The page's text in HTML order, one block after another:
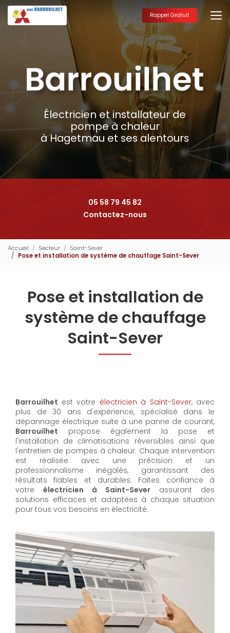
Aller
contenu
Rappel Gratuit
Électricien et installateur de
pompe à chaleur
à Hagetmau et ses alentours
05 58 79 45 82
Contactez-nous
Accueil Secteur
Saint-Sever
Pose et installation de système de chauffage Saint-Sever
Pose et installation de
système de chauffage
Saint-Sever
Barrouilhet est votre électricien à Saint-Sever, avec
plus de 30 ans d'expérience, spécialisé dans le
dépannage électrique suite à une panne de courant,
Barrouilhet propose également la pose et
l'installation de climatisations réversibles ainsi que
l'entretien de pompes à chaleur. Chaque intervention
est réalisée avec une précision et un
professionnalisme inégalés, garantissant des
résultats fiables et durables. Faites confiance à
votre électricien à Saint-Sever assurant des
solutions efficaces et adaptées à chaque situation
pour tous vos besoins en électricité.